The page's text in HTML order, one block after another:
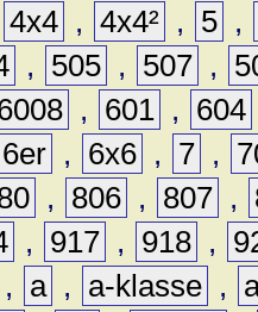
4x4 , 4x4² , 5 ,
, 505 , 507 ,
, 601 , 604
6er , 6x6 , 7 ,
, 806 , 807 ,
, 917 , 918 ,
, a , a-klasse ,